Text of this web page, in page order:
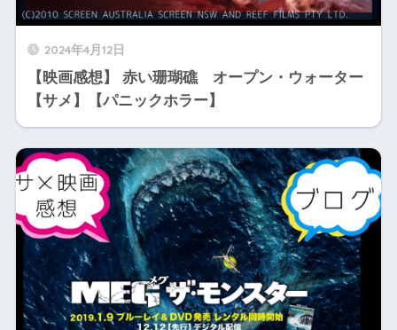
2024年4月12日
【映画感想】 赤い珊瑚礁 オープン・ウォーター
【サメ】【パニックホラー】